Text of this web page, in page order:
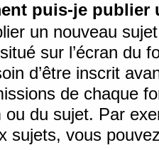
puis-je
un nouveau
sur l’écran du
d’être inscrit
de chaque
ou du sujet. Par
sujets, vous